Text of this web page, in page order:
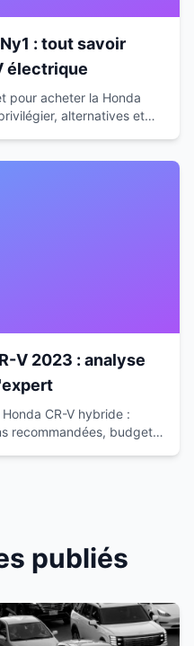
: tout savoir
électrique
pour acheter la Honda
alternatives et
V 2023 : analyse
CR-V hybride :
recommandées, budget
publiés